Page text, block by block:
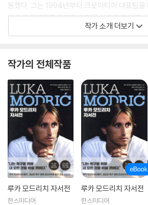
동했다. 그는 1994년부터 크로아티아 대표팀을
많은 국제대회를 취재한 경험을 보유하고 있다
회원이자 FIFA 최고의 선수 투표권을 보유한
을 수상했다.
작가 소개 더보기
작가의 전체작품
루카 모드리치 자서전
한스미디어
루카 모드리치 자서전
한스미디어